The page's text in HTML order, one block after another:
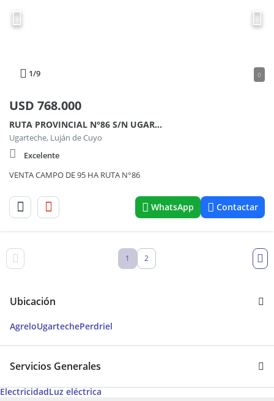
1/9 0
USD 768.000
RUTA PROVINCIAL N°86 S/N UGARTECCHE LUJAN DE CUYO
Ugarteche, Luján de Cuyo
Excelente
VENTA CAMPO DE 95 HA RUTA N°86
WhatsApp Contactar
1 2
Ubicación
AgreloUgartechePerdriel
Servicios Generales
ElectricidadLuz eléctrica